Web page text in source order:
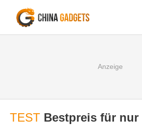
TEST Bestpreis für nur